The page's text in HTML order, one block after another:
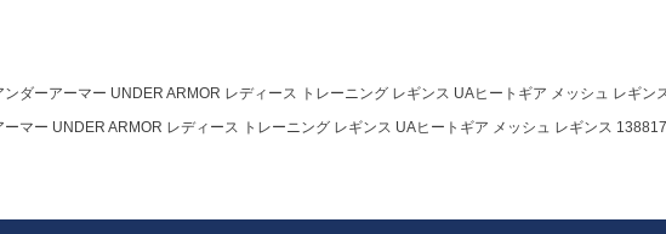
ンダーアーマー UNDER ARMOR レディース トレーニング レギンス UAヒートギア メッシュ レギン
ーマー UNDER ARMOR レディース トレーニング レギンス UAヒートギア メッシュ レギンス